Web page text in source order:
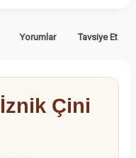
Yorumlar Tavsiye Et
Çini